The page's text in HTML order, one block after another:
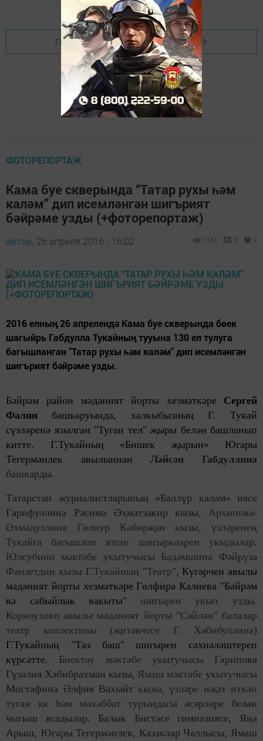
Перейти на страницу новости
ФОТОРЕПОРТАЖ
Кама буе скверында “Татар рухы һәм
каләм” дип исемләнгән шигърият
бәйрәме узды (+фоторепортаж)
автор, 26 апреля 2016 - 16:02 1124 0 0
2016 елның 26 апрелендә Кама буе скверында бөек
шагыйрь Габдулла Тукайның тууына 130 ел тулуга
багышланган "Татар рухы һәм каләм" дип исемләнгән
шигърият бәйрәме узды.
Бәйрәм район мәдәният йорты хезмәткәре
Сергей
Фалин
башкаруында, халкыбызның Г. Тукай
сүзләренә язылган "Туган тел" җыры белән башланып
китте. Г.Тукайның «Бишек җырын» Югары
Тегермәнлек авылыннан
Ләйсән Габдуллина
башкарды.
Татарстан журналистларының «Бәллүр каләм» иясе
Гарифуллина Рәсимә Әхмәтзакир кызы,
Архипова-
Әхмәдуллина Гөлнур Кәбирҗан кызы, үзләренең
Тукайга багышлап язган шигырьләрен укыдылар.
Юлсубино мәктәбе укытучысы Бәдәмшина Фәйрүзә
Фәнзетдин кызы Г.Тукайның "Театр", Күгәрчен авылы
мәдәният йорты хезмәткәре Гөлфирә Калиева "Бәйрәм
вә сабыйлык вакыты"
шигырен укып узды.
Корноухово авылы мәдәният йорты "Сәйлән" балалар
театр коллективы (җитәкчесе Г. Хәбибуллина)
Г.Тукайның "Таз баш" шигырен сәхнәләштереп
күрсәтте.
Биектау мәктәбе укытучысы
Гарипова
Гүзәлия Хәбибрахман кызы, Ямаш мәктәбе укытучысы
Мостафина Әлфия Вахыйт кызы, үзләре иҗат иткән
туган як һәм мәхәббәт турындагы
әсәрләре белән
чыгыш ясадылар. Балык Бистәсе гимназиясе, Яңа
Арыш, Югары Тегермәнлек, Казаклар Чаллысы, Ямаш